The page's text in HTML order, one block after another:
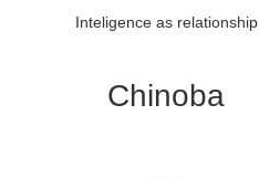
Inteligence as relationship
Chinoba